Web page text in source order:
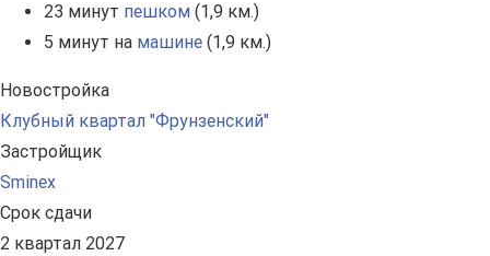
23 минут пешком (1,9 км.)
5 минут на машине (1,9 км.)
Новостройка
Клубный квартал "Фрунзенский"
Застройщик
Sminex
Срок сдачи
2 квартал 2027